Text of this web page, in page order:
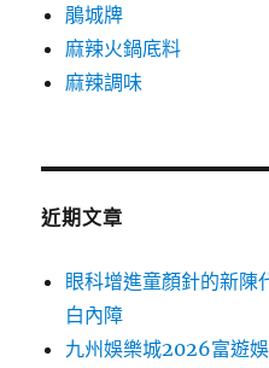
鵑城牌
麻辣火鍋底料
麻辣調味
近期文章
眼科增進童顏針的新陳
白內障
九州娛樂城2026富遊